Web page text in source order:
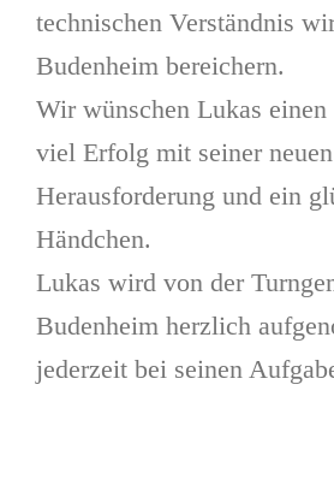
technischen Verständnis
Budenheim bereichern.
Wir wünschen Lukas einen
viel Erfolg mit seiner neuen
Herausforderung und ein
Händchen.
Lukas wird von der
Budenheim herzlich
jederzeit bei seinen